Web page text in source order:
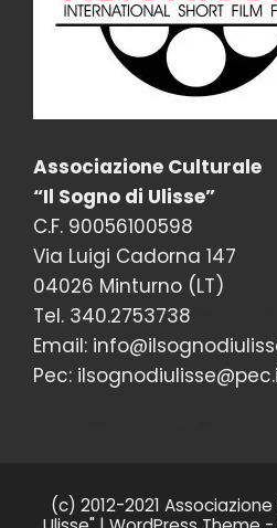
Associazione Culturale
“Il Sogno di Ulisse”
C.F. 90056100598
Via Luigi Cadorna 147
04026 Minturno (LT)
Tel. 340.2753738
Email:
Pec:
(c) 2012-2021